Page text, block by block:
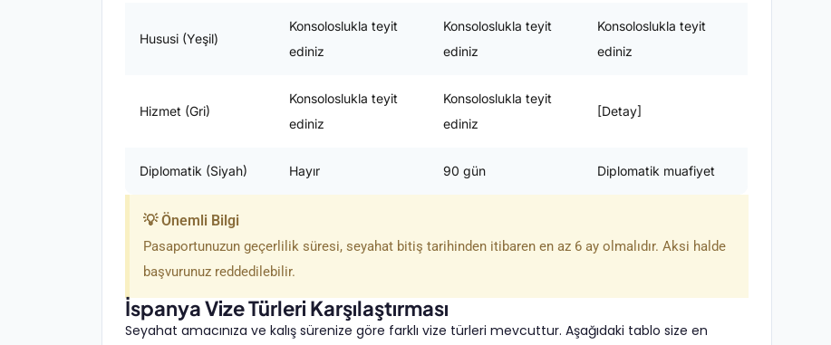
Hususi (Yeşil)
Konsoloslukla teyit
ediniz
Konsoloslukla teyit
ediniz
Konsoloslukla teyit
ediniz
Hizmet (Gri)
Konsoloslukla teyit
ediniz
Konsoloslukla teyit
ediniz
[Detay]
Diplomatik (Siyah) Hayır 90 gün Diplomatik muafiyet
💡 Önemli Bilgi
Pasaportunuzun geçerlilik süresi, seyahat bitiş tarihinden itibaren en az 6 ay olmalıdır. Aksi halde
başvurunuz reddedilebilir.
İspanya Vize Türleri Karşılaştırması
Seyahat amacınıza ve kalış sürenize göre farklı vize türleri mevcuttur. Aşağıdaki tablo size en